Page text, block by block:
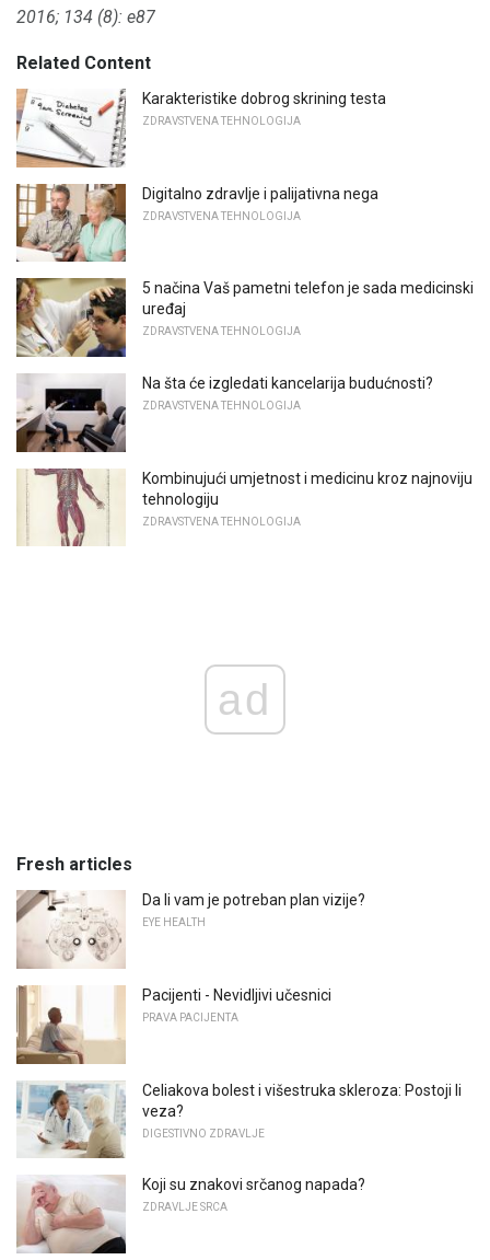
2016; 134 (8): e87
Related Content
Karakteristike dobrog skrining testa
ZDRAVSTVENA TEHNOLOGIJA
Digitalno zdravlje i palijativna nega
ZDRAVSTVENA TEHNOLOGIJA
5 načina Vaš pametni telefon je sada medicinski
uređaj
ZDRAVSTVENA TEHNOLOGIJA
Na šta će izgledati kancelarija budućnosti?
ZDRAVSTVENA TEHNOLOGIJA
Kombinujući umjetnost i medicinu kroz najnoviju
tehnologiju
ZDRAVSTVENA TEHNOLOGIJA
ad
Fresh articles
Da li vam je potreban plan vizije?
EYE HEALTH
Pacijenti - Nevidljivi učesnici
PRAVA PACIJENTA
Celiakova bolest i višestruka skleroza: Postoji li
veza?
DIGESTIVNO ZDRAVLJE
Koji su znakovi srčanog napada?
ZDRAVLJE SRCA